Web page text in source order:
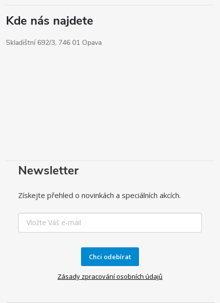
Kde nás najdete
Skladištní 692/3, 746 01 Opava
Newsletter
Získejte přehled o novinkách a speciálních akcích.
Chci odebírat
Zásady zpracování osobních údajů